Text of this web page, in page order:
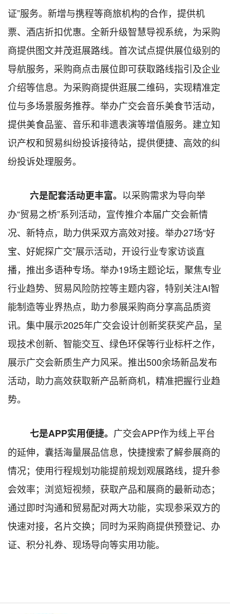
证”服务。新增与携程等商旅机构的合作，提供机
票、酒店折扣优惠。全新升级智慧导视系统，为采购
商提供图文并茂逛展路线。首次试点提供展位级别的
导航服务，采购商点击展位即可获取路线指引及企业
介绍等信息。为采购商提供逛展二维码，实现精准定
位与多场景服务推荐。举办广交会音乐美食节活动，
提供美食品鉴、音乐和非遗表演等增值服务。建立知
识产权和贸易纠纷投诉接待站，提供便捷、高效的纠
纷投诉处理服务。
六是配套活动更丰富。 以采购需求为导向举
办“贸易之桥”系列活动，宣传推介本届广交会新情
况、新特点，助力供采双方高效对接。举办27场“好
宝、好妮探广交”展示活动，开设行业专家访谈直
播，推出多语种专场。举办19场主题论坛，聚焦专业
行业趋势、贸易风险防控等主题内容，特别关注AI智
能制造等业界热点，助力参展采购商分享高品质资
讯。集中展示2025年广交会设计创新奖获奖产品，呈
现技术创新、智能交互、绿色环保等行业标杆之作，
展示广交会新质生产力风采。推出500余场新品发布
活动，助力高效获取新产品新商机，精准把握行业趋
势。
七是APP实用便捷。 广交会APP作为线上平台
的延伸，囊括海量展品信息，快捷搜索了解参展商的
情况；使用行程规划功能提前规划观展路线，提升参
会效率；浏览短视频，获取产品和展商的最新动态；
通过即时沟通和贸易配对两大功能，实现参采双方的
快速对接，名片交换；同时为采购商提供预登记、办
证、积分礼券、现场导向等实用功能。